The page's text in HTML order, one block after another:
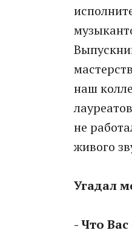
наш
не
живого
Угадал
- Что Вас